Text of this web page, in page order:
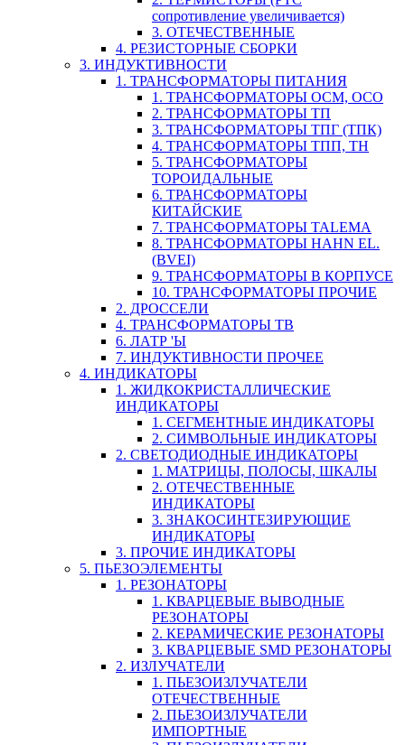
сопротивление увеличивается)
3. ОТЕЧЕСТВЕННЫЕ
4. РЕЗИСТОРНЫЕ СБОРКИ
3. ИНДУКТИВНОСТИ
1. ТРАНСФОРМАТОРЫ ПИТАНИЯ
1. ТРАНСФОРМАТОРЫ ОСМ, ОСО
2. ТРАНСФОРМАТОРЫ ТП
3. ТРАНСФОРМАТОРЫ ТПГ (ТПК)
4. ТРАНСФОРМАТОРЫ ТПП, ТН
5. ТРАНСФОРМАТОРЫ
ТОРОИДАЛЬНЫЕ
6. ТРАНСФОРМАТОРЫ
КИТАЙСКИЕ
7. ТРАНСФОРМАТОРЫ TALEMA
8. ТРАНСФОРМАТОРЫ HAHN EL.
(BVEI)
9. ТРАНСФОРМАТОРЫ В КОРПУСЕ
10. ТРАНСФОРМАТОРЫ ПРОЧИЕ
2. ДРОССЕЛИ
4. ТРАНСФОРМАТОРЫ ТВ
6. ЛАТР 'Ы
7. ИНДУКТИВНОСТИ ПРОЧЕЕ
4. ИНДИКАТОРЫ
1. ЖИДКОКРИСТАЛЛИЧЕСКИЕ
ИНДИКАТОРЫ
1. СЕГМЕНТНЫЕ ИНДИКАТОРЫ
2. СИМВОЛЬНЫЕ ИНДИКАТОРЫ
2. СВЕТОДИОДНЫЕ ИНДИКАТОРЫ
1. МАТРИЦЫ, ПОЛОСЫ, ШКАЛЫ
2. ОТЕЧЕСТВЕННЫЕ
ИНДИКАТОРЫ
3. ЗНАКОСИНТЕЗИРУЮЩИЕ
ИНДИКАТОРЫ
3. ПРОЧИЕ ИНДИКАТОРЫ
5. ПЬЕЗОЭЛЕМЕНТЫ
1. РЕЗОНАТОРЫ
1. КВАРЦЕВЫЕ ВЫВОДНЫЕ
РЕЗОНАТОРЫ
2. КЕРАМИЧЕСКИЕ РЕЗОНАТОРЫ
3. КВАРЦЕВЫЕ SMD РЕЗОНАТОРЫ
2. ИЗЛУЧАТЕЛИ
1. ПЬЕЗОИЗЛУЧАТЕЛИ
ОТЕЧЕСТВЕННЫЕ
2. ПЬЕЗОИЗЛУЧАТЕЛИ
ИМПОРТНЫЕ